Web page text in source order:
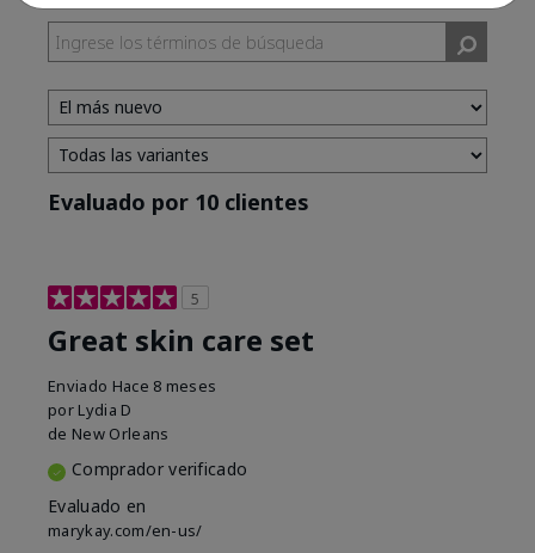
Evaluado por 10 clientes
5
Great skin care set
Enviado Hace 8 meses
por Lydia D
de New Orleans
Comprador verificado
Evaluado en
marykay.com/en-us/